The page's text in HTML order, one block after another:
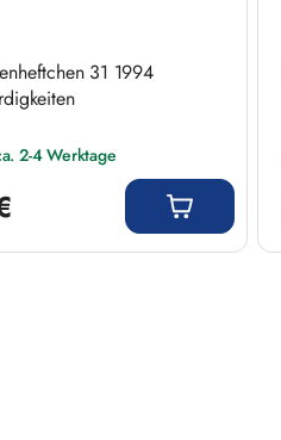
31 1994
2-4 Werktage